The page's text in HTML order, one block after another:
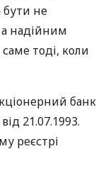
бути не
надійним
тоді, коли
банк
21.07.1993.
реєстрі